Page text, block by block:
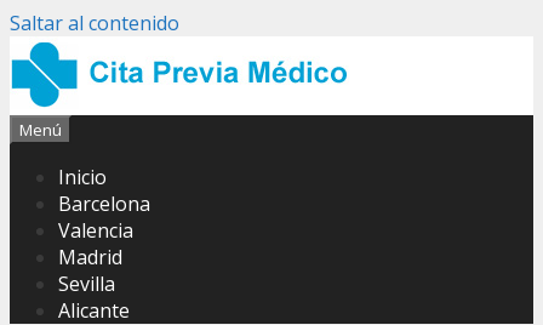
Saltar al contenido
Menú
Inicio
Barcelona
Valencia
Madrid
Sevilla
Alicante